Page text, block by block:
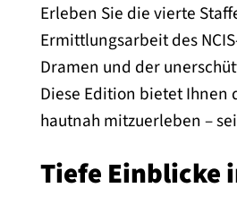
Erleben Sie die vierte
Ermittlungsarbeit des
Dramen und der
Diese Edition bietet Ihnen
hautnah mitzuerleben –
Tiefe Einblicke